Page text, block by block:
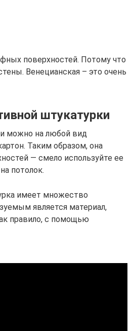
поверхностей. Потому что
Венецианская – это очень
штукатурки
можно на любой вид
Таким образом, она
— смело используйте ее
потолок.
имеет множество
является материал,
правило, с помощью